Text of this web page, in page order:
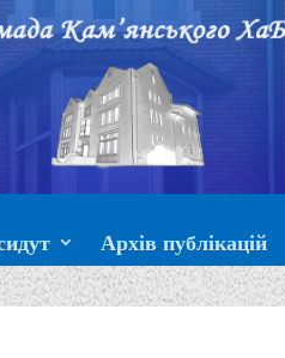
Архів публікацій